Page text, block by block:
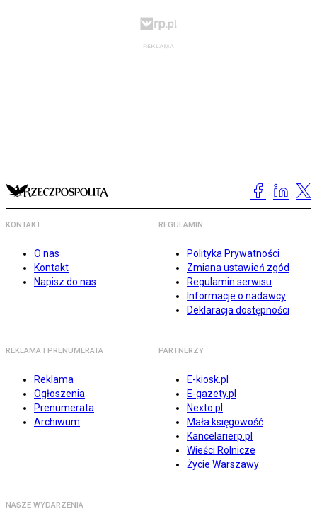
KONTAKT
O nas
Kontakt
Napisz do nas
REGULAMIN
Polityka Prywatności
Zmiana ustawień zgód
Regulamin serwisu
Informacje o nadawcy
Deklaracja dostępności
REKLAMA I PRENUMERATA
Reklama
Ogłoszenia
Prenumerata
Archiwum
PARTNERZY
E-kiosk.pl
E-gazety.pl
Nexto.pl
Mała księgowość
Kancelarierp.pl
Wieści Rolnicze
Życie Warszawy
NASZE WYDARZENIA